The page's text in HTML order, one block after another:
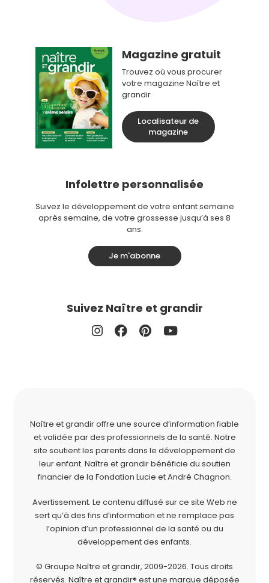
Magazine gratuit
Trouvez où vous procurer
votre magazine Naître et
grandir
Localisateur de
magazine
Infolettre personnalisée
Suivez le développement de votre enfant semaine
après semaine, de votre grossesse jusqu’à ses 8
ans.
Je m'abonne
Suivez Naître et grandir
Naître et grandir offre une source d’information fiable
et validée par des professionnels de la santé. Notre
site soutient les parents dans le développement de
leur enfant. Naître et grandir bénéficie du soutien
financier de la Fondation Lucie et André Chagnon.
Avertissement. Le contenu diffusé sur ce site Web ne
sert qu’à des fins d’information et ne remplace pas
l’opinion d’un professionnel de la santé ou du
développement des enfants.
© Groupe Naître et grandir, 2009-2026. Tous droits
réservés. Naître et grandir® est une marque déposée